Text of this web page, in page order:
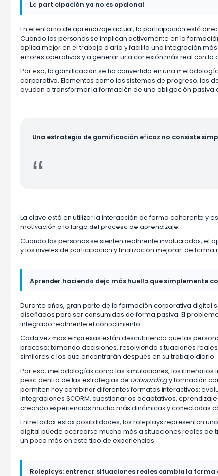
La participación ya no es opcional.
En el entorno de aprendizaje actual, la participación está
Cuando las personas se implican activamente en la
aplica mejor en el trabajo diario y facilita una integración
errores operativos y a generar una conexión más real con la
Por eso, la gamificación se ha convertido en una
corporativa. Elementos como los sistemas de progreso, los
ayudan a transformar la formación de una obligación
Una estrategia de gamificación eficaz no consiste
“
La clave está en utilizar la interacción de forma coherente y
motivación a lo largo del proceso de aprendizaje.
Cuando las personas se sienten realmente involucradas, el
y los niveles de participación y finalización mejoran de forma
Aprender haciendo deja más huella que simplemente
Durante años, gran parte de la formación corporativa
diseñados para ser consumidos de forma pasiva. El
integrado realmente el conocimiento.
Cada vez más empresas están descubriendo que las
proceso: tomando decisiones, resolviendo situaciones
similares a los que encontrarán después en su trabajo diario.
Por eso, metodologías como las simulaciones, los
peso dentro de las estrategias de onboardingy formación
permiten hoy combinar diferentes formatos interactivos:
integraciones SCORM, cuestionarios adaptativos,
creando experiencias mucho más dinámicas y conectadas
Entre todas estas posibilidades, los roleplays representan
digital puede acercarse mucho más a situaciones reales
un poco más en este tipo de experiencias.
Roleplays: entrenar situaciones reales cambia la